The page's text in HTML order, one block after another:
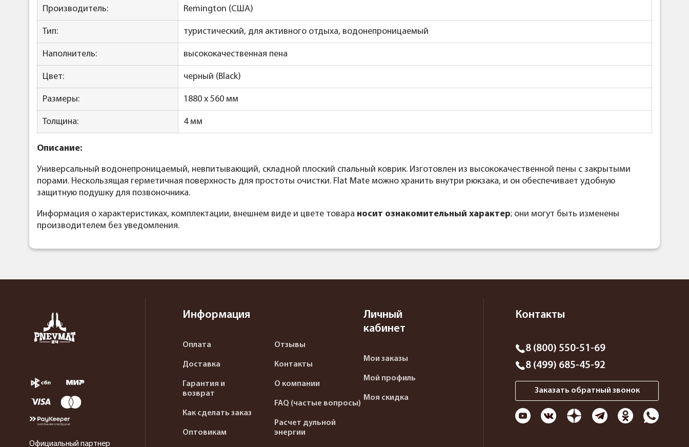
Производитель: Remington (США)
Тип: туристический, для активного отдыха, водонепроницаемый
Наполнитель: высококачественная пена
Цвет: черный (Black)
Размеры: 1880 x 560 мм
Толщина: 4 мм
Описание:
Универсальный водонепроницаемый, невпитывающий, складной плоский спальный коврик. Изготовлен из высококачественной пены с закрытыми
порами. Нескользящая герметичная поверхность для простоты очистки. Flat Mate можно хранить внутри рюкзака, и он обеспечивает удобную
защитную подушку для позвоночника.
Информация о характеристиках, комплектации, внешнем виде и цвете товара носит ознакомительный характер; они могут быть изменены
производителем без уведомления.
Официальный партнер
Информация
Оплата
Доставка
Гарантия и
возврат
Как сделать заказ
Оптовикам
Отзывы
Контакты
О компании
FAQ (частые вопросы)
Расчет дульной
энергии
Личный
кабинет
Мои заказы
Мой профиль
Моя скидка
Контакты
8 (800) 550-51-69
8 (499) 685-45-92
Заказать обратный звонок